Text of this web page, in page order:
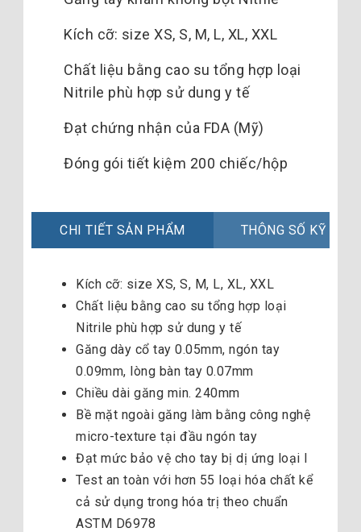
Kích cỡ: size XS, S, M, L, XL, XXL
Chất liệu bằng cao su tổng hợp loại
Nitrile phù hợp sử dung y tế
Đạt chứng nhận của FDA (Mỹ)
Đóng gói tiết kiệm 200 chiếc/hộp
CHI TIẾT SẢN PHẨM THÔNG SỐ KỸ
Kích cỡ: size XS, S, M, L, XL, XXL
Chất liệu bằng cao su tổng hợp loại
Nitrile phù hợp sử dung y tế
Găng dày cổ tay 0.05mm, ngón tay
0.09mm, lòng bàn tay 0.07mm
Chiều dài găng min. 240mm
Bề mặt ngoài găng làm bằng công nghệ
micro-texture tại đầu ngón tay
Đạt mức bảo vệ cho tay bị dị ứng loại I
Test an toàn với hơn 55 loại hóa chất kể
cả sử dụng trong hóa trị theo chuẩn
ASTM D6978